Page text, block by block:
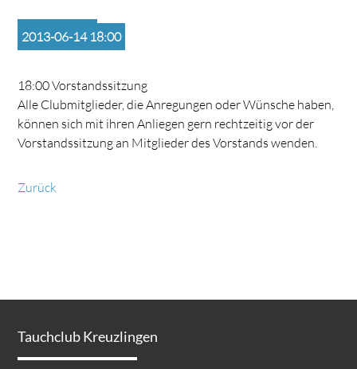
2013-06-14 18:00
18:00 Vorstandssitzung
Alle Clubmitglieder, die Anregungen oder Wünsche haben,
können sich mit ihren Anliegen gern rechtzeitig vor der
Vorstandssitzung an Mitglieder des Vorstands wenden.
Zurück
Tauchclub Kreuzlingen